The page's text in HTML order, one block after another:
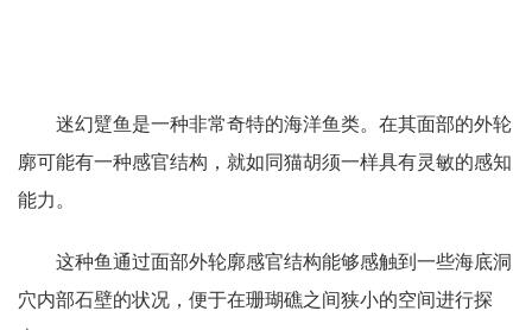
迷幻躄鱼是一种非常奇特的海洋鱼类。在其面部的外轮
廓可能有一种感官结构，就如同猫胡须一样具有灵敏的感知
能力。
这种鱼通过面部外轮廓感官结构能够感触到一些海底洞
穴内部石壁的状况，便于在珊瑚礁之间狭小的空间进行探